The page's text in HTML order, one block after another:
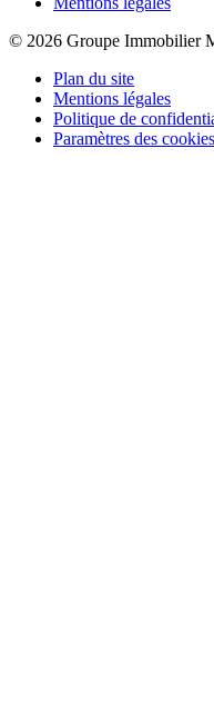
© 2026 Groupe Immobilier
Plan du site
Mentions légales
Politique de
Paramètres des cookies